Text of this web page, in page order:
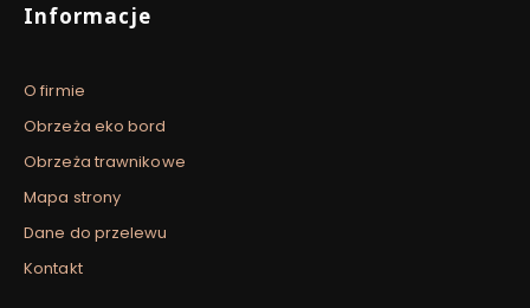
Informacje
O firmie
Obrzeża eko bord
Obrzeża trawnikowe
Mapa strony
Dane do przelewu
Kontakt